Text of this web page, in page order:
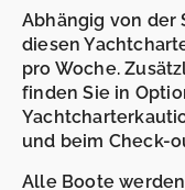
Abhängig von der
diesen
pro Woche.
finden Sie in
und beim Check-
Alle Boote